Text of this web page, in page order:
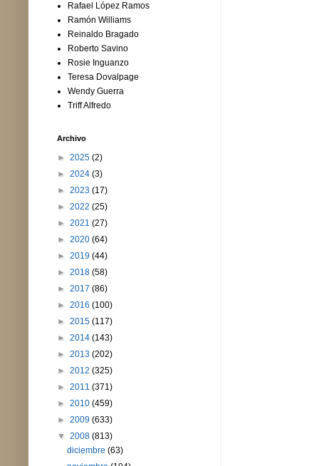
Rafael López Ramos
Ramón Williams
Reinaldo Bragado
Roberto Savino
Rosie Inguanzo
Teresa Dovalpage
Wendy Guerra
Triff Alfredo
Archivo
► 2025 (2)
► 2024 (3)
► 2023 (17)
► 2022 (25)
► 2021 (27)
► 2020 (64)
► 2019 (44)
► 2018 (58)
► 2017 (86)
► 2016 (100)
► 2015 (117)
► 2014 (143)
► 2013 (202)
► 2012 (325)
► 2011 (371)
► 2010 (459)
► 2009 (633)
▼ 2008 (813)
diciembre(63)